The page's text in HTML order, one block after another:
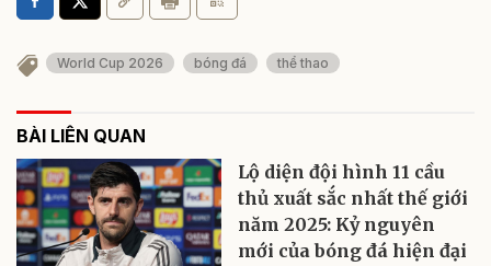
World Cup 2026 bóng đá thể thao
BÀI LIÊN QUAN
Lộ diện đội hình 11 cầu
thủ xuất sắc nhất thế giới
năm 2025: Kỷ nguyên
mới của bóng đá hiện đại